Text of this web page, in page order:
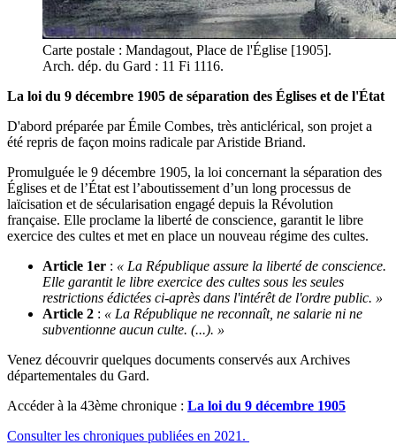
Carte postale : Mandagout, Place de l'Église [1905].
Arch. dép. du Gard : 11 Fi 1116.
La loi du 9 décembre 1905 de séparation des Églises et de l'État
D'abord préparée par Émile Combes, très anticlérical, son projet a
été repris de façon moins radicale par Aristide Briand.
Promulguée le 9 décembre 1905, la loi concernant la séparation des
Églises et de l’État est l’aboutissement d’un long processus de
laïcisation et de sécularisation engagé depuis la Révolution
française. Elle proclame la liberté de conscience, garantit le libre
exercice des cultes et met en place un nouveau régime des cultes.
Article 1er : « La République assure la liberté de conscience.
Elle garantit le libre exercice des cultes sous les seules
restrictions édictées ci-après dans l'intérêt de l'ordre public. »
Article 2 : « La République ne reconnaît, ne salarie ni ne
subventionne aucun culte. (...). »
Venez découvrir quelques documents conservés aux Archives
départementales du Gard.
Accéder à la 43ème chronique : La loi du 9 décembre 1905
Consulter les chroniques publiées en 2021.